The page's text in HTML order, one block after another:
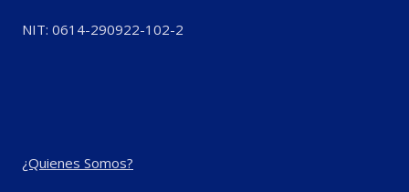
NIT: 0614-290922-102-2
¿Quienes Somos?